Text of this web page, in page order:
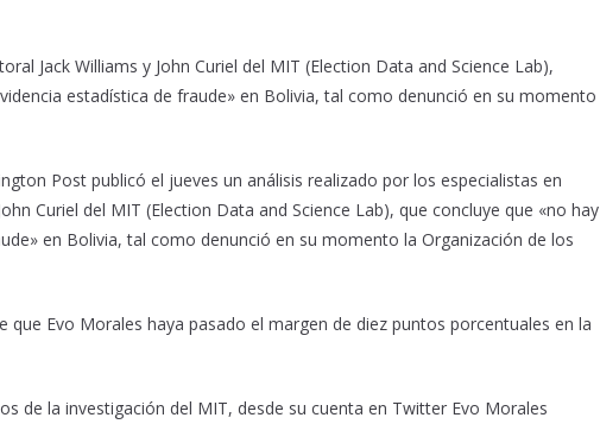
Jack Williams y John Curiel del MIT (Election Data and Science Lab),
estadística de fraude» en Bolivia, tal como denunció en su momento
Post publicó el jueves un análisis realizado por los especialistas en
Curiel del MIT (Election Data and Science Lab), que concluye que «no hay
en Bolivia, tal como denunció en su momento la Organización de los
que Evo Morales haya pasado el margen de diez puntos porcentuales en la
de la investigación del MIT, desde su cuenta en Twitter Evo Morales